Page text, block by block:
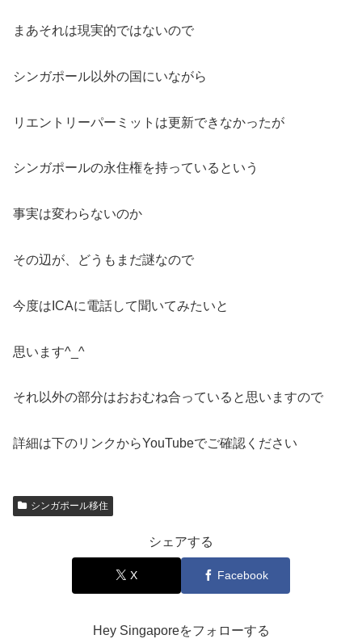
まあそれは現実的ではないので
シンガポール以外の国にいながら
リエントリーパーミットは更新できなかったが
シンガポールの永住権を持っているという
事実は変わらないのか
その辺が、どうもまだ謎なので
今度はICAに電話して聞いてみたいと
思います^_^
それ以外の部分はおおむね合っていると思いますので
詳細は下のリンクからYouTubeでご確認ください
シンガポール移住
シェアする
X Facebook
Hey Singaporeをフォローする